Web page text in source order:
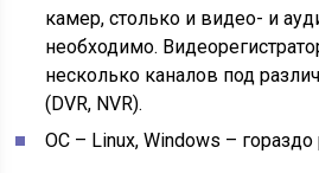
камер, столько и видео- и
необходимо.
несколько каналов под
(DVR, NVR).
ОС – Linux, Windows –